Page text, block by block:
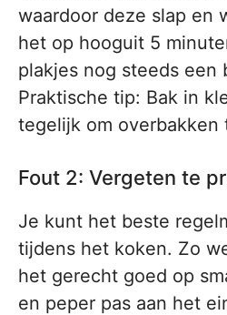
waardoor deze slap en
het op hooguit 5
plakjes nog steeds een
Praktische tip: Bak in
tegelijk om overbakken
Fout 2: Vergeten te
Je kunt het beste
tijdens het koken. Zo
het gerecht goed op
en peper pas aan het